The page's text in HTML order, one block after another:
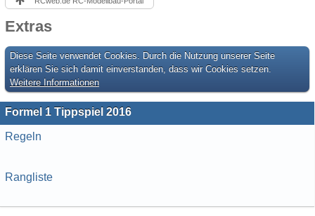
Extras
Diese Seite verwendet Cookies. Durch die Nutzung unserer Seite
erklären Sie sich damit einverstanden, dass wir Cookies setzen.
Weitere Informationen
Formel 1 Tippspiel 2016
Regeln
Rangliste